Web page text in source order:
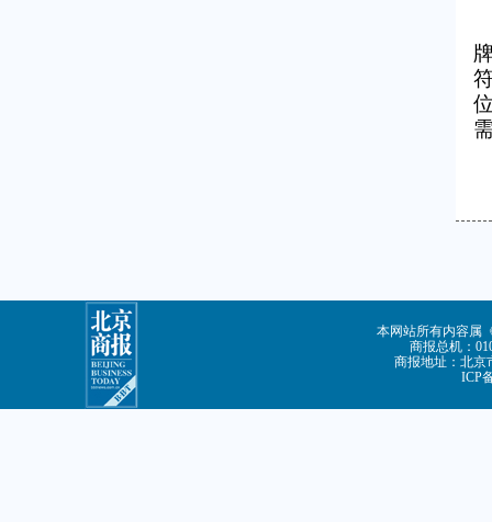
本网站所有内容属
商报总机：
商报地址：北京
ICP